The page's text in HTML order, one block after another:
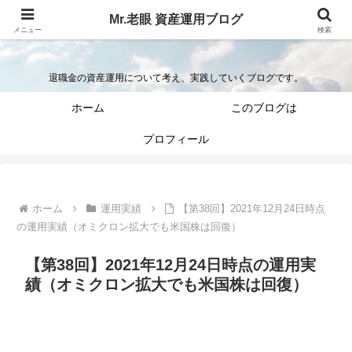
Mr.老眼の退職金を資産運用するブログ
退職金の資産運用について考え、実践していくブログです。
ホーム このブログは
プロフィール
ホーム 運用実績
【第38回】2021年12月24日時点
の運用実績（オミクロン拡大でも米国株は回復）
【第38回】2021年12月24日時点の運用実
績（オミクロン拡大でも米国株は回復）
メニュー
Mr.老眼 資産運用ブログ
検索